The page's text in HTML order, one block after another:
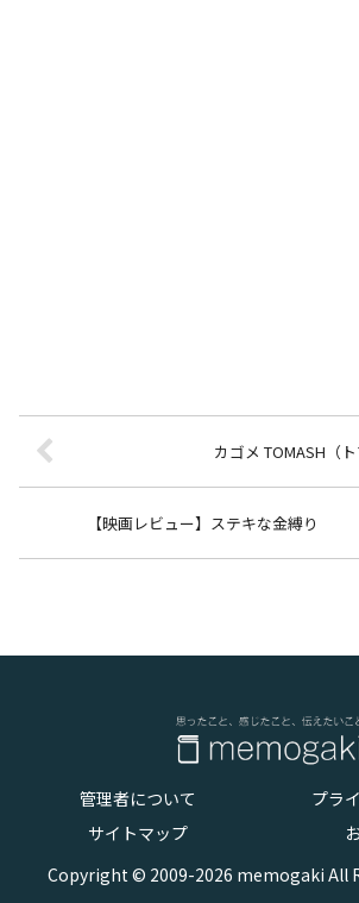
カゴメ TOMASH（ト
【映画レビュー】ステキな金縛り
管理者について
プラ
サイトマップ
Copyright © 2009-2026 memogaki All